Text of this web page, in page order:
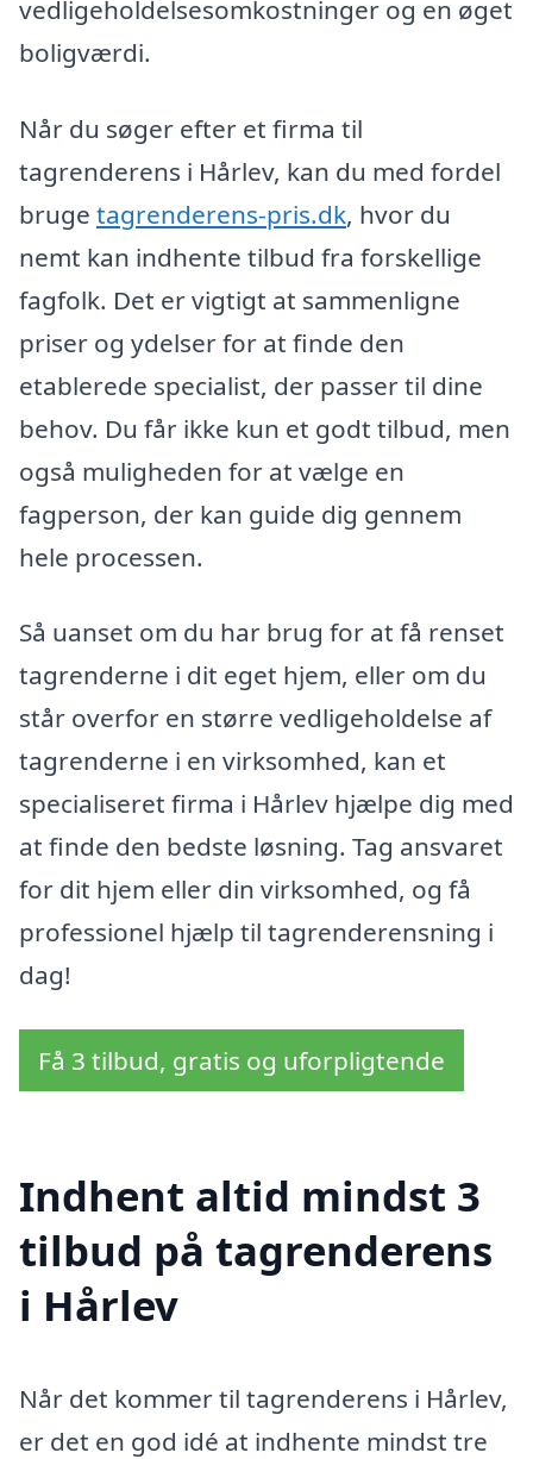
vedligeholdelsesomkostninger og en øget
boligværdi.
Når du søger efter et firma til
tagrenderens i Hårlev, kan du med fordel
bruge tagrenderens-pris.dk, hvor du
nemt kan indhente tilbud fra forskellige
fagfolk. Det er vigtigt at sammenligne
priser og ydelser for at finde den
etablerede specialist, der passer til dine
behov. Du får ikke kun et godt tilbud, men
også muligheden for at vælge en
fagperson, der kan guide dig gennem
hele processen.
Så uanset om du har brug for at få renset
tagrenderne i dit eget hjem, eller om du
står overfor en større vedligeholdelse af
tagrenderne i en virksomhed, kan et
specialiseret firma i Hårlev hjælpe dig med
at finde den bedste løsning. Tag ansvaret
for dit hjem eller din virksomhed, og få
professionel hjælp til tagrenderensning i
dag!
Få 3 tilbud, gratis og uforpligtende
Indhent altid mindst 3
tilbud på tagrenderens
i Hårlev
Når det kommer til tagrenderens i Hårlev,
er det en god idé at indhente mindst tre